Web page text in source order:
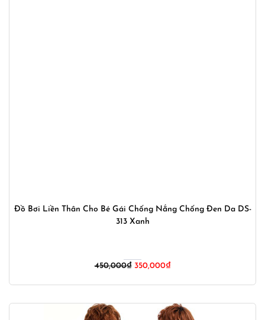
Đồ Bơi Liền Thân Cho Bé Gái Chống Nắng Chống Đen Da DS-
313 Xanh
450,000₫ Giá
450,000₫.
350,000₫Giá
là:
350,000₫.